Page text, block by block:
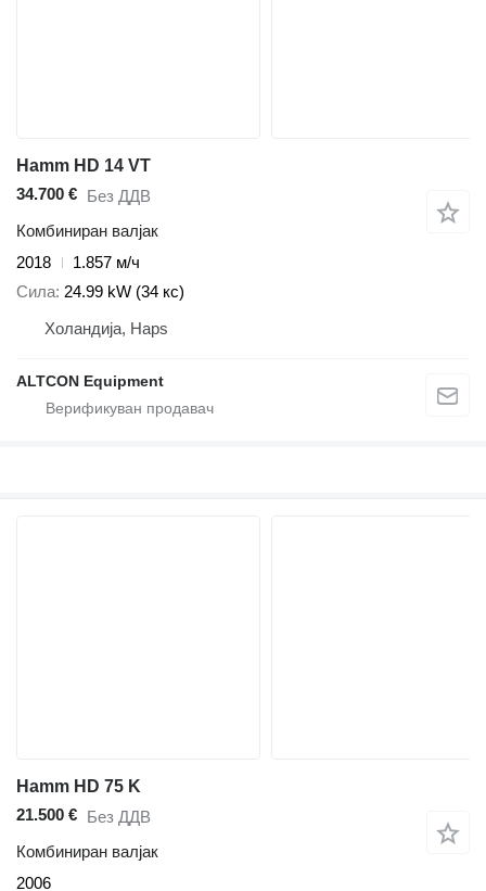
Hamm HD 14 VT
34.700 € Без ДДВ
Комбиниран валјак
2018
1.857 м/ч
Сила 24.99 kW (34 кс)
Холандија, Haps
ALTCON Equipment
Hamm HD 75 K
21.500 € Без ДДВ
Комбиниран валјак
2006